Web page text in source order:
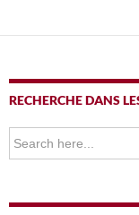
RECHERCHE DANS
Search
for: